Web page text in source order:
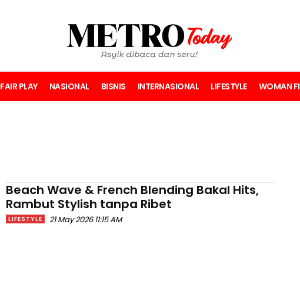
FAIR PLAY NASIONAL BISNIS INTERNASIONAL LIFESTYLE WOMAN
Beach Wave & French Blending Bakal Hits,
Rambut Stylish tanpa Ribet
LIFESTYLE 21 May 2026 11:15 AM